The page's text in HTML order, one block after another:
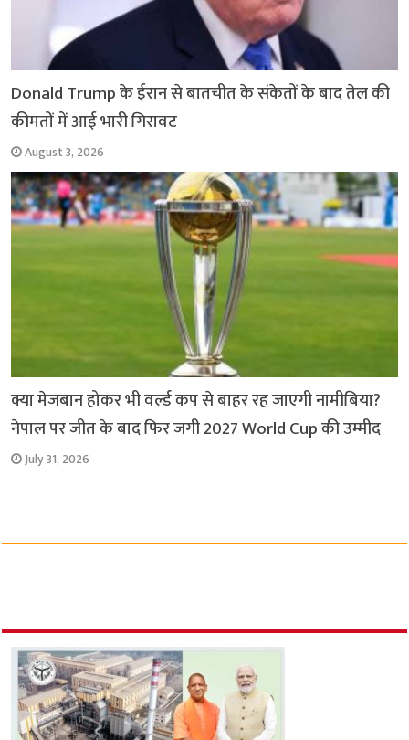
Donald Trump के ईरान से बातचीत के संकेतों के बाद तेल की
कीमतों में आई भारी गिरावट
August 3, 2026
क्या मेजबान होकर भी वर्ल्ड कप से बाहर रह जाएगी नामीबिया?
नेपाल पर जीत के बाद फिर जगी 2027 World Cup की उम्मीद
July 31, 2026